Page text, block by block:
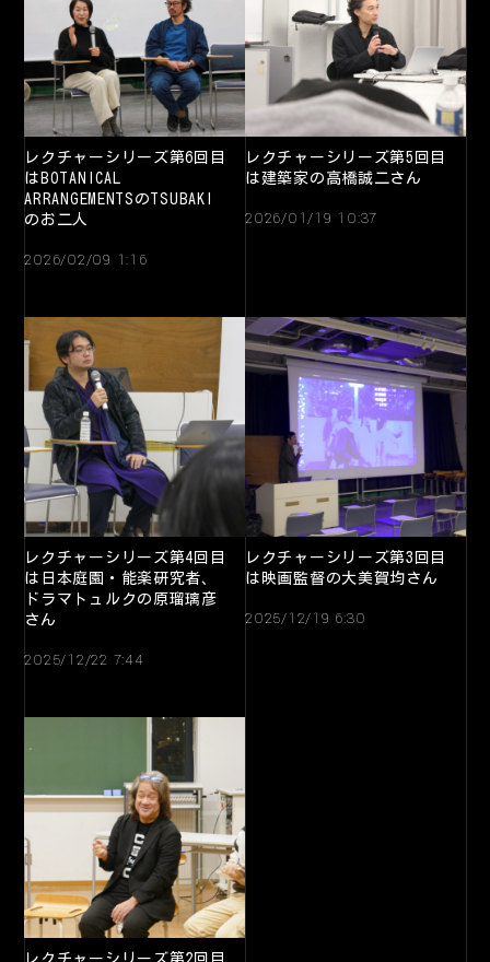
レクチャーシリーズ第6回目
はBOTANICAL
ARRANGEMENTSのTSUBAKI
のお二人
2026/02/09 1:16
レクチャーシリーズ第5回目
は建築家の高橋誠二さん
2026/01/19 10:37
レクチャーシリーズ第4回目
は日本庭園・能楽研究者、
ドラマトュルクの原瑠璃彦
さん
2025/12/22 7:44
レクチャーシリーズ第3回目
は映画監督の大美賀均さん
2025/12/19 6:30
レクチャーシリーズ第2回目